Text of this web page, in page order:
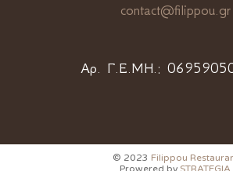
contact@filippou.gr
Αρ. Γ.Ε.ΜΗ.:
© 2023 Filippou
Prowered by STRATEGIA